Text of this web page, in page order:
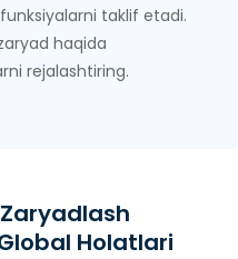
taklif etadi.
haqida
rejalashtiring.
Holatlari